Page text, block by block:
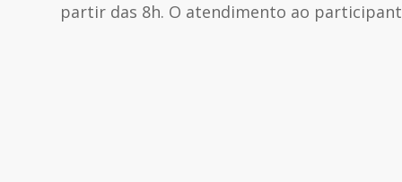
partir das 8h. O atendimento ao